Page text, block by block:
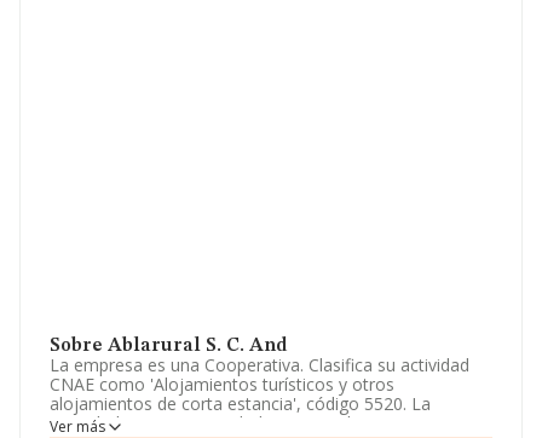
Sobre Ablarural S. C. And
La empresa es una Cooperativa. Clasifica su actividad
CNAE como 'Alojamientos turísticos y otros
alojamientos de corta estancia', código 5520. La
sociedad no tiene actividad en mercados exteriores.
Ver más